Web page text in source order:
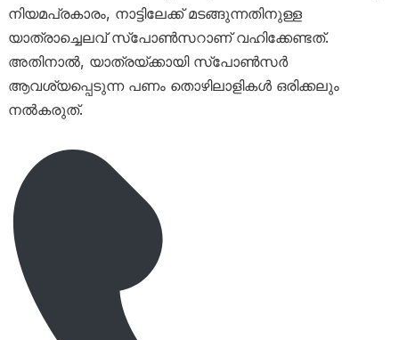
നിയമപ്രകാരം, നാട്ടിലേക്ക് മടങ്ങുന്നതിനുള്ള
യാത്രാച്ചെലവ് സ്പോൺസറാണ് വഹിക്കേണ്ടത്.
അതിനാൽ, യാത്രയ്ക്കായി സ്പോൺസർ
ആവശ്യപ്പെടുന്ന പണം തൊഴിലാളികൾ ഒരിക്കലും
നൽകരുത്.